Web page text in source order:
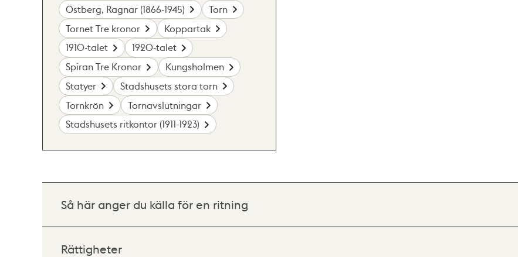
Östberg, Ragnar (1866-1945)
Torn
Tornet Tre kronor
Koppartak
1910-talet
1920-talet
Spiran Tre Kronor
Kungsholmen
Statyer
Stadshusets stora torn
Tornkrön
Tornavslutningar
Stadshusets ritkontor (1911-1923)
Så här anger du källa för en ritning
Rättigheter